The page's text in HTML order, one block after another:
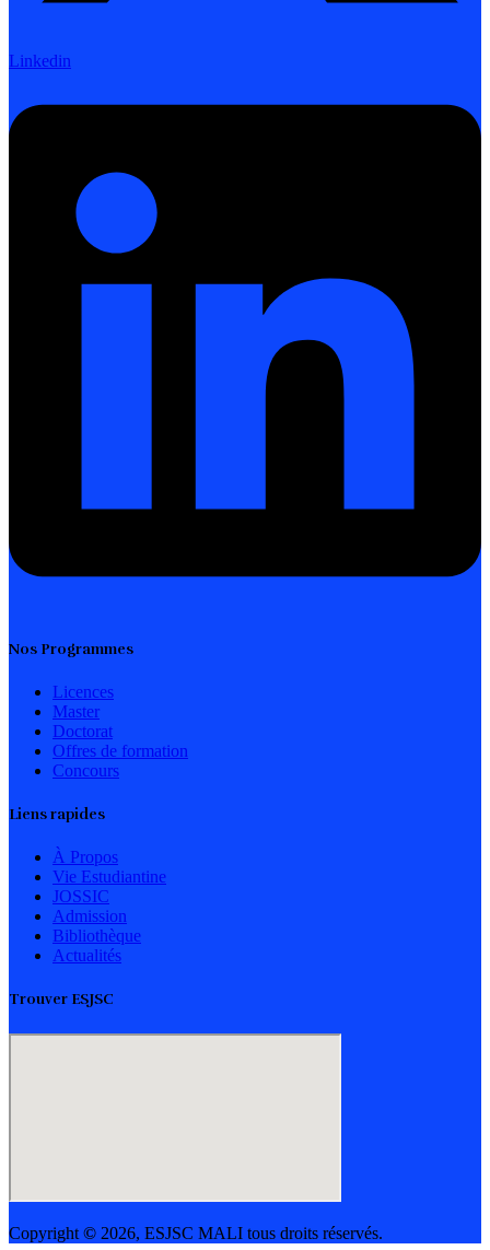
Linkedin
Nos Programmes
Licences
Master
Doctorat
Offres de formation
Concours
Liens rapides
À Propos
Vie Estudiantine
JOSSIC
Admission
Bibliothèque
Actualités
Trouver ESJSC
Copyright © 2026, ESJSC MALI tous droits réservés.